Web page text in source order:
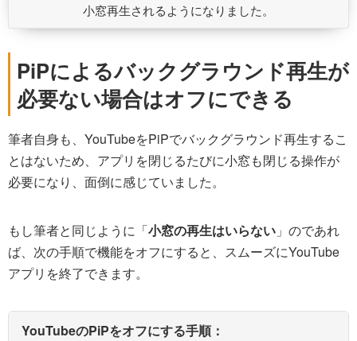
小窓再生されるようになりました。
PiPによるバックグラウンド再生が
必要ない場合はオフにできる
筆者自身も、YouTubeをPiPでバックグラウンド再生するこ
とはないため、アプリを閉じるたびに小窓も閉じる操作が
必要になり、面倒に感じていました。
もし筆者と同じように「小窓の再生はいらない 」のであれ
ば、次の手順で機能をオフにすると、スムーズにYouTube
アプリを終了できます。
YouTubeのPiPをオフにする手順：